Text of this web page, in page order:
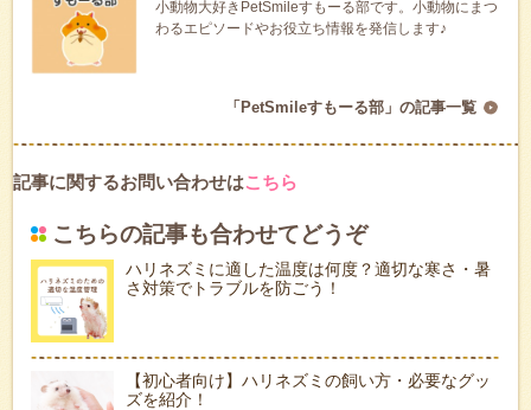
小動物大好きPetSmileすもーる部です。小動物にまつ
わるエピソードやお役立ち情報を発信します♪
「PetSmileすもーる部」の記事一覧
記事に関するお問い合わせはこちら
こちらの記事も合わせてどうぞ
ハリネズミに適した温度は何度？適切な寒さ・暑
さ対策でトラブルを防ごう！
【初心者向け】ハリネズミの飼い方・必要なグッ
ズを紹介！